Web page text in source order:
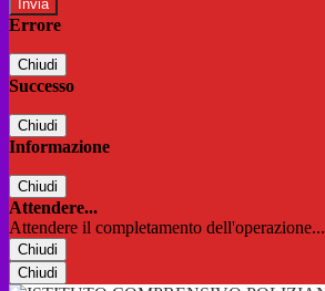
Errore
Chiudi
Successo
Chiudi
Informazione
Chiudi
Attendere...
Attendere il completamento dell'operazione...
Chiudi
Chiudi